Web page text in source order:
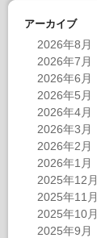
アーカイブ
2026年8月
2026年7月
2026年6月
2026年5月
2026年4月
2026年3月
2026年2月
2026年1月
2025年12月
2025年11月
2025年10月
2025年9月